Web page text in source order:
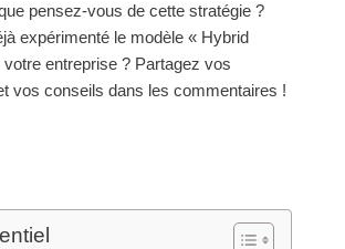
pensez-vous de cette stratégie ?
expérimenté le modèle « Hybrid
votre entreprise ? Partagez vos
vos conseils dans les commentaires !